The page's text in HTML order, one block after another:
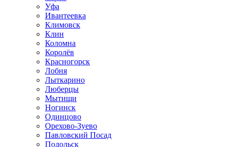
Уфа
Ивантеевка
Климовск
Клин
Коломна
Королёв
Красногорск
Лобня
Лыткарино
Люберцы
Мытищи
Ногинск
Одинцово
Орехово-Зуево
Павловский Посад
Подольск